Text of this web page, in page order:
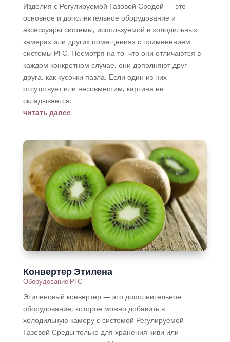
Изделия с Регулируемой Газовой Средой — это
основное и дополнительное оборудование и
аксессуары системы, используемой в холодильных
камерах или других помещениях с применением
системы РГС. Несмотря на то, что они отличаются в
каждом конкретном случае, они дополняют друг
друга, как кусочки пазла. Если один из них
отсутствует или несовместим, картина не
складывается.
читать далее
Конвертер Этилена
Оборудование РГС
Этиленовый конвертер — это дополнительное
оборудование, которое можно добавить в
холодильную камеру с системой Регулируемой
Газовой Среды только для хранения киви или